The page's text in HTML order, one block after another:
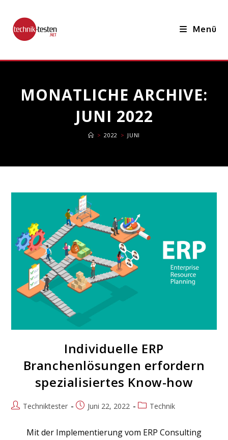
Inhalt
springen
Menü
MONATLICHE ARCHIVE:
JUNI 2022
> 2022 > JUNI
Individuelle ERP
Branchenlösungen erfordern
spezialisiertes Know-how
Beitrags-
Techniktester
BeitragJuni 22, 2022
Beitrags-
Technik
Mit der Implementierung vom ERP Consulting